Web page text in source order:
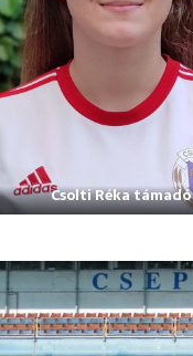
Csolti Réka támadó